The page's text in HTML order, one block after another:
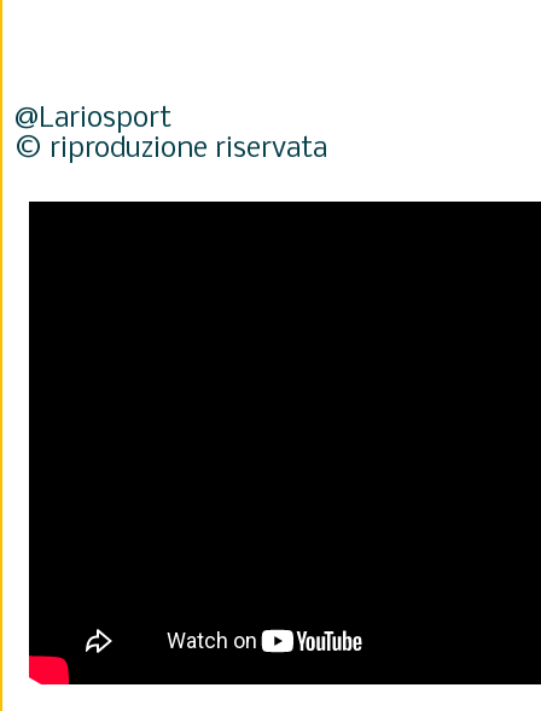
@Lariosport
© riproduzione riservata